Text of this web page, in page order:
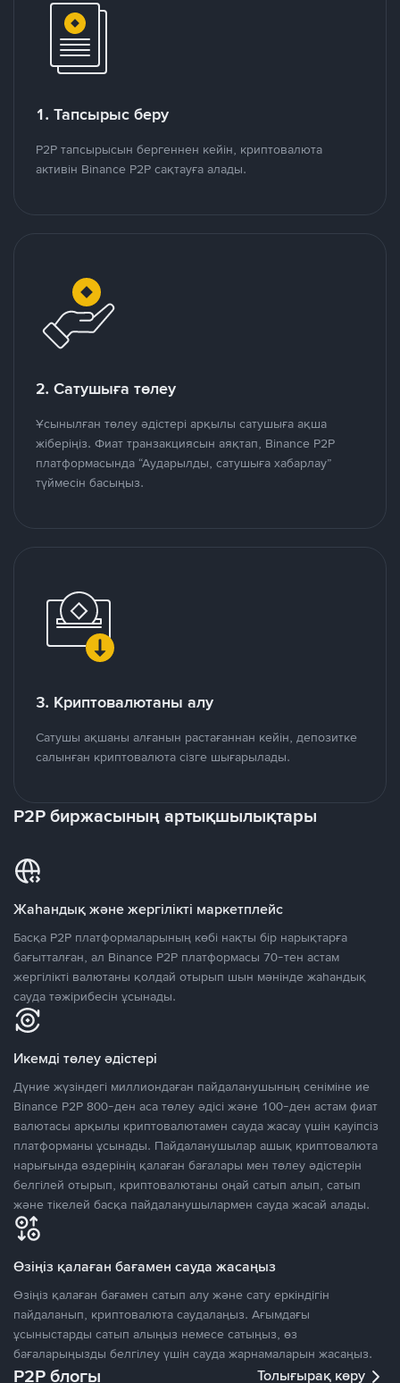
1. Тапсырыс беру
P2P тапсырысын бергеннен кейін, криптовалюта
активін Binance P2P сақтауға алады.
2. Сатушыға төлеу
Ұсынылған төлеу әдістері арқылы сатушыға ақша
жіберіңіз. Фиат транзакциясын аяқтап, Binance P2P
платформасында “Аударылды, сатушыға хабарлау”
түймесін басыңыз.
3. Криптовалютаны алу
Сатушы ақшаны алғанын растағаннан кейін, депозитке
салынған криптовалюта сізге шығарылады.
P2P биржасының артықшылықтары
Жаһандық және жергілікті маркетплейс
Басқа P2P платформаларының көбі нақты бір нарықтарға
бағытталған, ал Binance P2P платформасы 70-тен астам
жергілікті валютаны қолдай отырып шын мәнінде жаһандық
сауда тәжірибесін ұсынады.
Икемді төлеу әдістері
Дүние жүзіндегі миллиондаған пайдаланушының сеніміне ие
Binance P2P 800-ден аса төлеу әдісі және 100-ден астам фиат
валютасы арқылы криптовалютамен сауда жасау үшін қауіпсіз
платформаны ұсынады. Пайдаланушылар ашық криптовалюта
нарығында өздерінің қалаған бағалары мен төлеу әдістерін
белгілей отырып, криптовалютаны оңай сатып алып, сатып
және тікелей басқа пайдаланушылармен сауда жасай алады.
Өзіңіз қалаған бағамен сауда жасаңыз
Өзіңіз қалаған бағамен сатып алу және сату еркіндігін
пайдаланып, криптовалюта саудалаңыз. Ағымдағы
ұсыныстарды сатып алыңыз немесе сатыңыз, өз
бағаларыңызды белгілеу үшін сауда жарнамаларын жасаңыз.
P2P блогы Толығырақ көру